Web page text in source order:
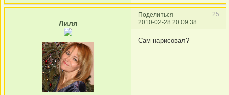
Поделиться
25
2010-02-28 20:09:38
Лиля
Сам нарисовал?